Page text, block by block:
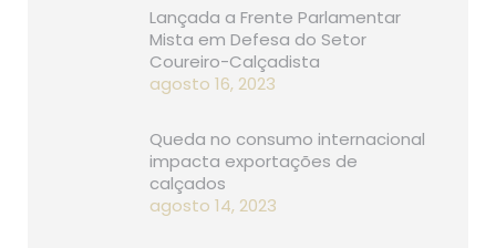
Lançada a Frente Parlamentar
Mista em Defesa do Setor
Coureiro-Calçadista
agosto 16, 2023
Queda no consumo internacional
impacta exportações de
calçados
agosto 14, 2023